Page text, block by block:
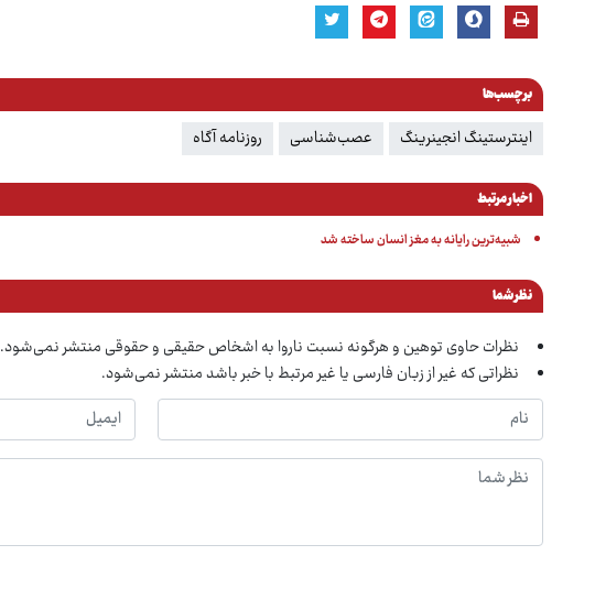
برچسب‌ها
اینترستینگ انجینرینگ عصب‌شناسی روزنامه آگاه
اخبار مرتبط
شبیه‌ترین رایانه به مغز انسان ساخته شد
نظر شما
نظرات حاوی توهین و هرگونه نسبت ناروا به اشخاص حقیقی و حقوقی منتشر نمی‌شود.
نظراتی که غیر از زبان فارسی یا غیر مرتبط با خبر باشد منتشر نمی‌شود.